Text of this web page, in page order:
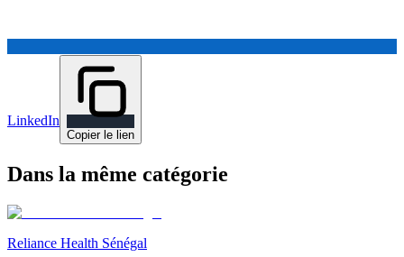
LinkedIn
Copier le lien
Dans la même catégorie
Reliance Health Sénégal